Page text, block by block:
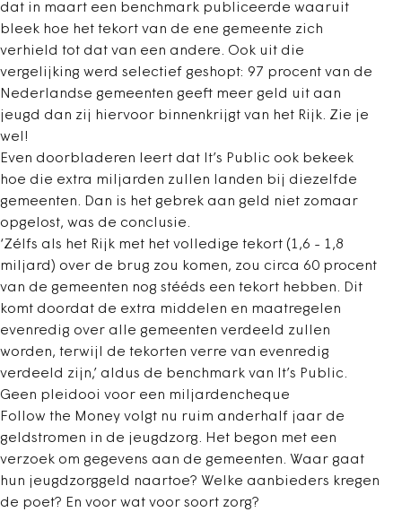
dat in maart een benchmark publiceerde waaruit
bleek hoe het tekort van de ene gemeente zich
verhield tot dat van een andere. Ook uit die
vergelijking werd selectief geshopt: 97 procent van de
Nederlandse gemeenten geeft meer geld uit aan
jeugd dan zij hiervoor binnenkrijgt van het Rijk. Zie je
wel!
Even doorbladeren leert dat It’s Public ook bekeek
hoe die extra miljarden zullen landen bij diezelfde
gemeenten. Dan is het gebrek aan geld niet zomaar
opgelost, was de conclusie.
‘Zélfs als het Rijk met het volledige tekort (1,6 - 1,8
miljard) over de brug zou komen, zou circa 60 procent
van de gemeenten nog stééds een tekort hebben. Dit
komt doordat de extra middelen en maatregelen
evenredig over alle gemeenten verdeeld zullen
worden, terwijl de tekorten verre van evenredig
verdeeld zijn,’ aldus de benchmark van It’s Public.
Geen pleidooi voor een miljardencheque
Follow the Money volgt nu ruim anderhalf jaar de
geldstromen in de jeugdzorg. Het begon met een
verzoek om gegevens aan de gemeenten. Waar gaat
hun jeugdzorggeld naartoe? Welke aanbieders kregen
de poet? En voor wat voor soort zorg?